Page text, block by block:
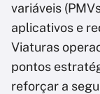
variáveis
aplicativos e
Viaturas
pontos
reforçar a